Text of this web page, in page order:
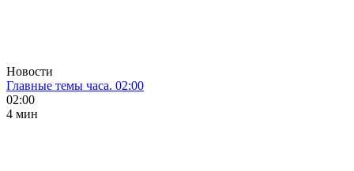
Новости
Главные темы часа. 02:00
02:00
4 мин